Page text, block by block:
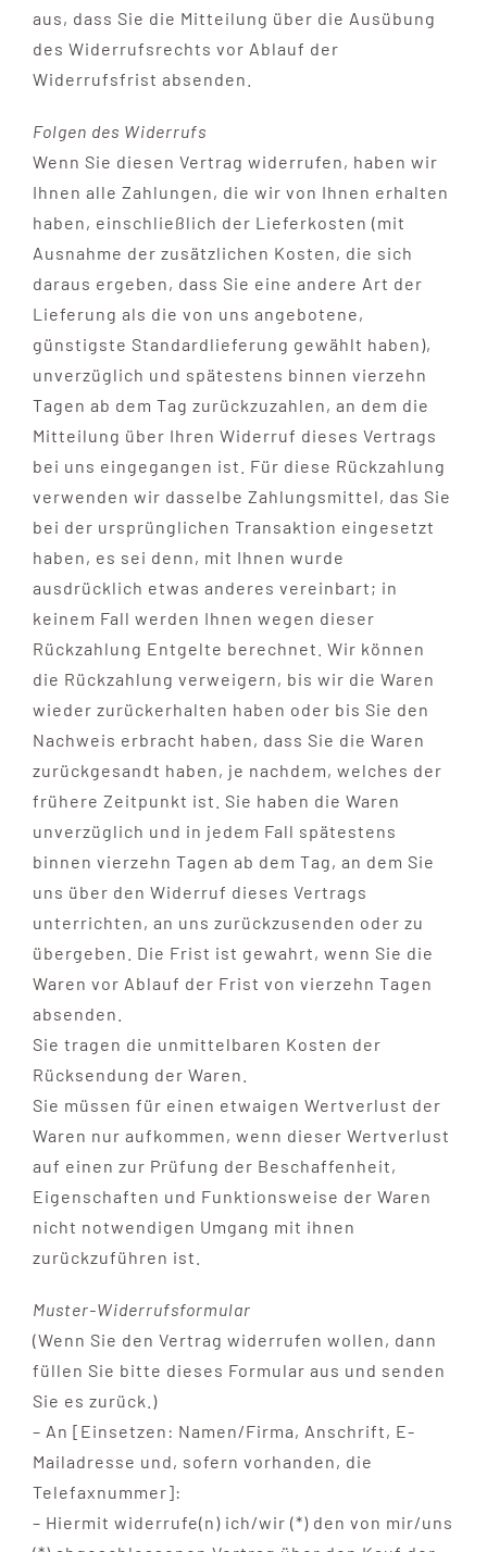
aus, dass Sie die Mitteilung über die Ausübung
des Widerrufsrechts vor Ablauf der
Widerrufsfrist absenden.
Folgen des Widerrufs
Wenn Sie diesen Vertrag widerrufen, haben wir
Ihnen alle Zahlungen, die wir von Ihnen erhalten
haben, einschließlich der Lieferkosten (mit
Ausnahme der zusätzlichen Kosten, die sich
daraus ergeben, dass Sie eine andere Art der
Lieferung als die von uns angebotene,
günstigste Standardlieferung gewählt haben),
unverzüglich und spätestens binnen vierzehn
Tagen ab dem Tag zurückzuzahlen, an dem die
Mitteilung über Ihren Widerruf dieses Vertrags
bei uns eingegangen ist. Für diese Rückzahlung
verwenden wir dasselbe Zahlungsmittel, das Sie
bei der ursprünglichen Transaktion eingesetzt
haben, es sei denn, mit Ihnen wurde
ausdrücklich etwas anderes vereinbart; in
keinem Fall werden Ihnen wegen dieser
Rückzahlung Entgelte berechnet. Wir können
die Rückzahlung verweigern, bis wir die Waren
wieder zurückerhalten haben oder bis Sie den
Nachweis erbracht haben, dass Sie die Waren
zurückgesandt haben, je nachdem, welches der
frühere Zeitpunkt ist. Sie haben die Waren
unverzüglich und in jedem Fall spätestens
binnen vierzehn Tagen ab dem Tag, an dem Sie
uns über den Widerruf dieses Vertrags
unterrichten, an uns zurückzusenden oder zu
übergeben. Die Frist ist gewahrt, wenn Sie die
Waren vor Ablauf der Frist von vierzehn Tagen
absenden.
Sie tragen die unmittelbaren Kosten der
Rücksendung der Waren.
Sie müssen für einen etwaigen Wertverlust der
Waren nur aufkommen, wenn dieser Wertverlust
auf einen zur Prüfung der Beschaffenheit,
Eigenschaften und Funktionsweise der Waren
nicht notwendigen Umgang mit ihnen
zurückzuführen ist.
Muster-Widerrufsformular
(Wenn Sie den Vertrag widerrufen wollen, dann
füllen Sie bitte dieses Formular aus und senden
Sie es zurück.)
– An [Einsetzen: Namen/Firma, Anschrift, E-
Mailadresse und, sofern vorhanden, die
Telefaxnummer]:
– Hiermit widerrufe(n) ich/wir (*) den von mir/uns